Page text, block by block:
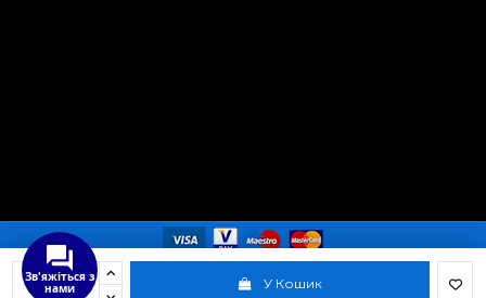
У Кошик
Зв'яжіться з
нами